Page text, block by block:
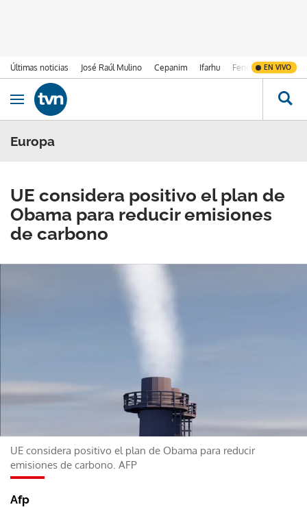
Últimas noticias José Raúl Mulino Cepanim Ifarhu Fenómeno de El
EN VIVO
Ir al contenido
Obrir navegació
Europa
UE considera positivo el plan de
Obama para reducir emisiones
de carbono
UE considera positivo el plan de Obama para reducir
emisiones de carbono. AFP
Afp